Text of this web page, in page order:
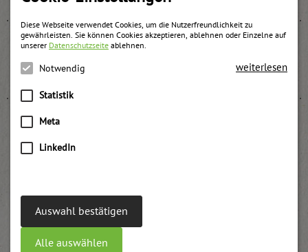
Diese Webseite verwendet Cookies, um die Nutzerfreundlichkeit zu
gewährleisten. Sie können Cookies akzeptieren, ablehnen oder Einzelne auf
unserer Datenschutzseite ablehnen.
Notwendig
Statistik
Meta
LinkedIn
weiterlesen
Auswahl bestätigen
Alle auswählen